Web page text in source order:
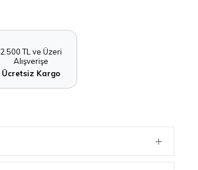
2.500 TL ve Üzeri
Alışverişe
Ücretsiz Kargo